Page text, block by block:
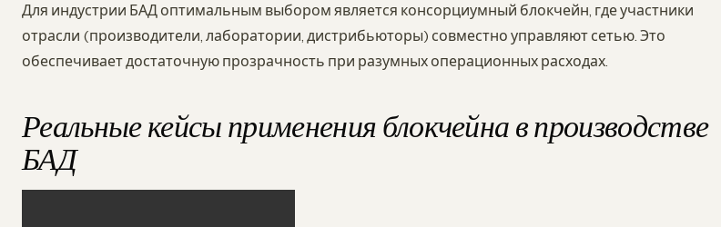
Для индустрии БАД оптимальным выбором является консорциумный блокчейн, где участники
отрасли (производители, лаборатории, дистрибьюторы) совместно управляют сетью. Это
обеспечивает достаточную прозрачность при разумных операционных расходах.
Реальные кейсы применения блокчейна в производстве
БАД